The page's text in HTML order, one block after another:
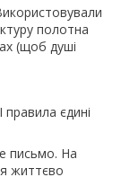
полотна
(щоб душі
єдині
письмо. На
життєво